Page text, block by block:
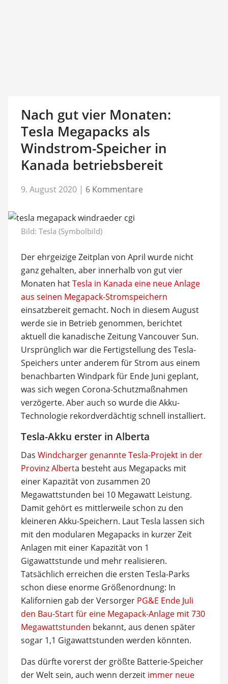
Nach gut vier Monaten:
Tesla Megapacks als
Windstrom-Speicher in
Kanada betriebsbereit
9. August 2020 | 6 Kommentare
Bild: Tesla (Symbolbild)
Der ehrgeizige Zeitplan von April wurde nicht
ganz gehalten, aber innerhalb von gut vier
Monaten hatTesla in Kanada eine neue Anlage
aus seinen Megapack-Stromspeichern
einsatzbereit gemacht. Noch in diesem August
werde sie in Betrieb genommen, berichtet
aktuell die kanadische Zeitung Vancouver Sun.
Ursprünglich war die Fertigstellung des Tesla-
Speichers unter anderem für Strom aus einem
benachbarten Windpark für Ende Juni geplant,
was sich wegen Corona-Schutzmaßnahmen
verzögerte. Aber auch so wurde die Akku-
Technologie rekordverdächtig schnell installiert.
Tesla-Akku erster in Alberta
Das Windcharger genannte Tesla-Projekt in der
Provinz Alberta besteht aus Megapacks mit
einer Kapazität von zusammen 20
Megawattstunden bei 10 Megawatt Leistung.
Damit gehört es mittlerweile schon zu den
kleineren Akku-Speichern. Laut Tesla lassen sich
mit den modularen Megapacks in kurzer Zeit
Anlagen mit einer Kapazität von 1
Gigawattstunde und mehr realisieren.
Tatsächlich erreichen die ersten Tesla-Parks
schon diese enorme Größenordnung: In
Kalifornien gab der Versorger PG&E Ende Juli
den Bau-Start für eine Megapack-Anlage mit 730
Megawattstunden bekannt, aus denen später
sogar 1,1 Gigawattstunden werden könnten.
Das dürfte vorerst der größte Batterie-Speicher
der Welt sein, auch wenn derzeit immer neue